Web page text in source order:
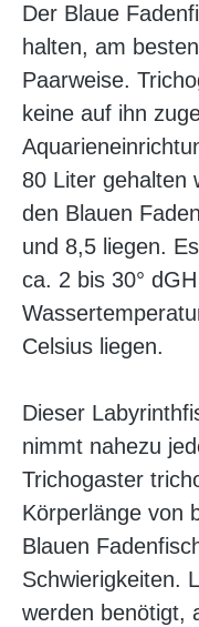
Der Blaue
halten, am
Paarweise.
keine auf ihn
80 Liter gehalten
den Blauen
und 8,5 liegen.
ca. 2 bis 30°
Celsius liegen.
Dieser
nimmt nahezu
Trichogaster
Körperlänge von
Blauen
Schwierigkeiten.
werden benötigt,